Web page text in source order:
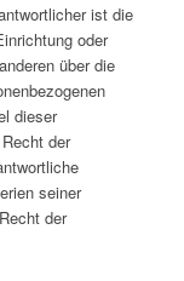
ist die
oder
über die
dieser
der
seiner
der